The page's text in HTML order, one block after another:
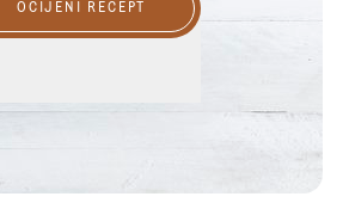
OCIJENI RECEPT